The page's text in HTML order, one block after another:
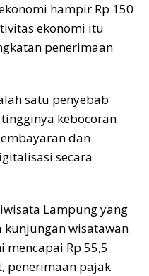
hampir Rp 150
ekonomi itu
penerimaan
satu penyebab
kebocoran
dan
secara
Lampung yang
kunjungan wisatawan
Rp 55,5
penerimaan pajak